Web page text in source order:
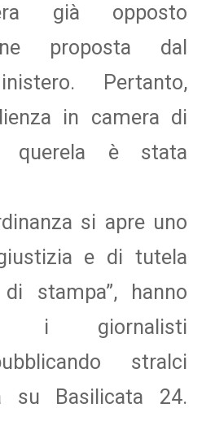
già opposto
proposta dal
Pertanto,
in camera di
querela è stata
si apre uno
e di tutela
stampa”, hanno
i giornalisti
stralci
su Basilicata 24.